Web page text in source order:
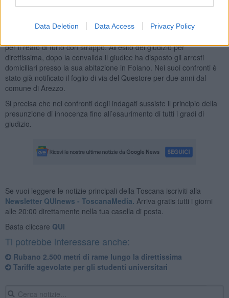
Data Deletion Data Access Privacy Policy
della Questura ai fini dell’espletamento delle formalità di rito.
per il reato di furto con strappo. All’esito del giudizio per
direttissima, dopo la convalida il giudice ha disposto gli arresti
domiciliari presso la sua abitazione in Foiano. Nei suoi confronti è
stato già notificato il foglio di via del Questore per due anni dal
comune di Arezzo.
Si precisa che nei confronti degli indagati sussiste il principio della
presunzione di innocenza fino all’esaurimento di tutti i gradi di
giudizio
Se vuoi leggere le notizie principali della Toscana iscriviti alla
Newsletter QUInews - ToscanaMedia. Arriva gratis tutti i giorni
alle 20:00 direttamente nella tua casella di posta.
Basta cliccare QUI
Ti potrebbe interessare anche:
Rubano 2.500 metri di rame lungo la direttissima
Tariffe agevolate per gli studenti universitari